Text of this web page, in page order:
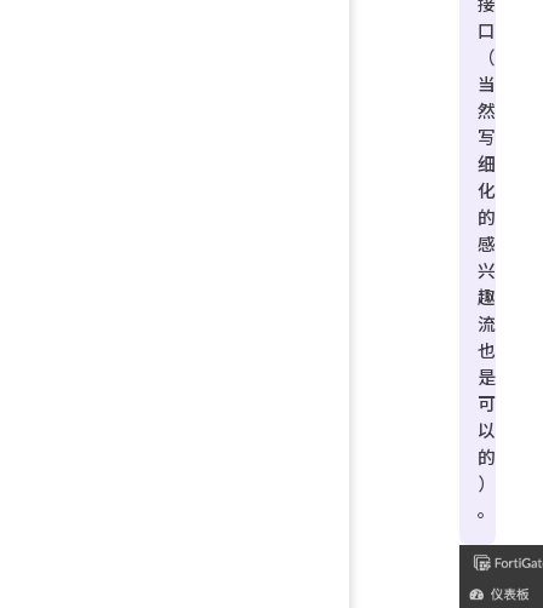
口
（
当
然
写
细
化
的
感
兴
趣
流
也
是
可
以
的
）
。